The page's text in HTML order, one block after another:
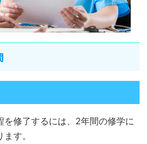
を修了するには、2年間の修学に
す。